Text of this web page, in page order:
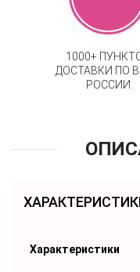
1000+
ДОСТАВКИ ПО
РОССИИ
Характеристики